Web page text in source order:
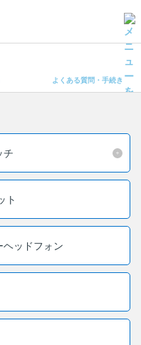
はこちら
よくある質問・手続き
チ
ト
ッドフォン